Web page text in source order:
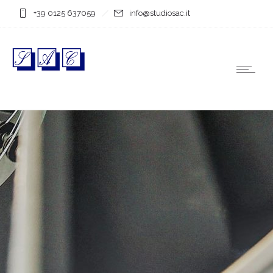
+39 0125 637059 info@studiosac.it